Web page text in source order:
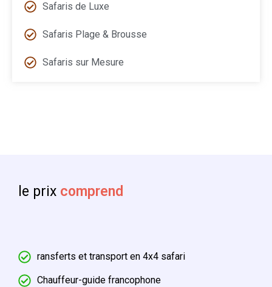
Safaris de Luxe
Safaris Plage & Brousse
Safaris sur Mesure
le prix comprend
ransferts et transport en 4x4 safari
Chauffeur-guide francophone